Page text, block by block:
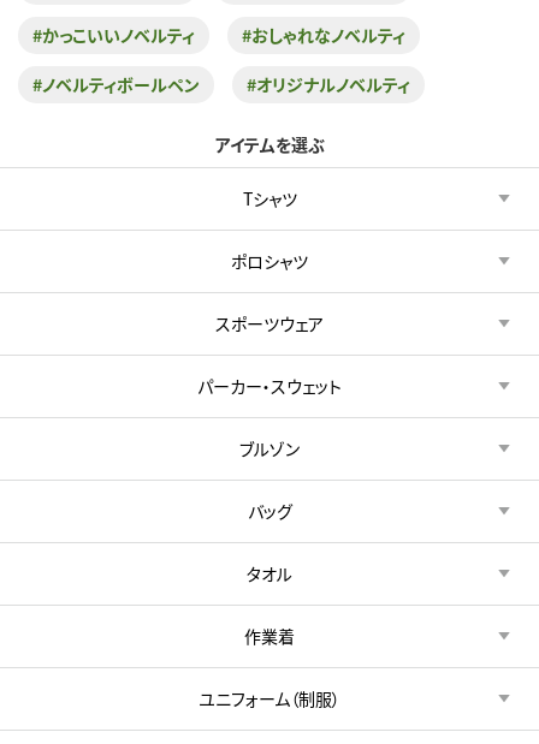
#かっこいいノベルティ #おしゃれなノベルティ
#ノベルティボールペン #オリジナルノベルティ
アイテムを選ぶ
Tシャツ
ポロシャツ
スポーツウェア
パーカー・スウェット
ブルゾン
バッグ
タオル
作業着
ユニフォーム（制服）